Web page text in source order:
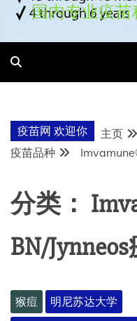
国内专业疫苗
疫苗网 欢迎你 主页
疫苗品种
分类：
BN/
猴痘
明尼苏达大学